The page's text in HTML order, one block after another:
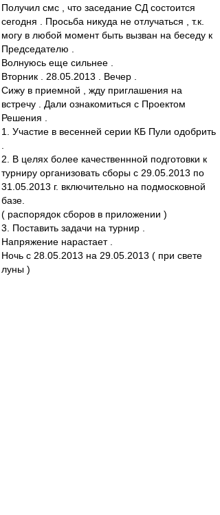
Получил смс , что заседание СД состоится
сегодня . Просьба никуда не отлучаться , т.к.
могу в любой момент быть вызван на беседу к
Председателю .
Волнуюсь еще сильнее .
Вторник . 28.05.2013 . Вечер .
Сижу в приемной , жду приглашения на
встречу . Дали ознакомиться с Проектом
Решения .
1. Участие в весенней серии КБ Пули одобрить
2. В целях более качественнной подготовки к
турниру организовать сборы с 29.05.2013 по
31.05.2013 г. включительно на подмосковной
базе.
( распорядок сборов в приложении )
3. Поставить задачи на турнир .
Напряжение нарастает .
Ночь с 28.05.2013 на 29.05.2013 ( при свете
луны )